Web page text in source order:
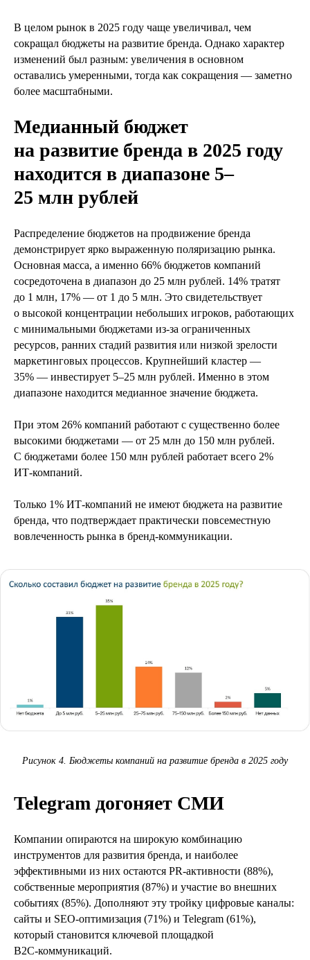
В целом рынок в 2025 году чаще увеличивал, чем
сокращал бюджеты на развитие бренда. Однако характер
изменений был разным: увеличения в основном
оставались умеренными, тогда как сокращения — заметно
более масштабными.
Медианный бюджет
на развитие бренда в 2025 году
находится в диапазоне 5–
25 млн рублей
Распределение бюджетов на продвижение бренда
демонстрирует ярко выраженную поляризацию рынка.
Основная масса, а именно 66% бюджетов компаний
сосредоточена в диапазон до 25 млн рублей. 14% тратят
до 1 млн, 17% — от 1 до 5 млн. Это свидетельствует
о высокой концентрации небольших игроков, работающих
с минимальными бюджетами из‑за ограниченных
ресурсов, ранних стадий развития или низкой зрелости
маркетинговых процессов. Крупнейший кластер —
35% — инвестирует 5–25 млн рублей. Именно в этом
диапазоне находится медианное значение бюджета.
При этом 26% компаний работают с существенно более
высокими бюджетами — от 25 млн до 150 млн рублей.
С бюджетами более 150 млн рублей работает всего 2%
ИТ‑компаний.
Только 1% ИТ‑компаний не имеют бюджета на развитие
бренда, что подтверждает практически повсеместную
вовлеченность рынка в бренд‑коммуникации.
Рисунок 4. Бюджеты компаний на развитие бренда в 2025 году
Telegram догоняет СМИ
Компании опираются на широкую комбинацию
инструментов для развития бренда, и наиболее
эффективными из них остаются PR‑активности (88%),
собственные мероприятия (87%) и участие во внешних
событиях (85%). Дополняют эту тройку цифровые каналы:
сайты и SEO‑оптимизация (71%) и Telegram (61%),
который становится ключевой площадкой
B2C‑коммуникаций.